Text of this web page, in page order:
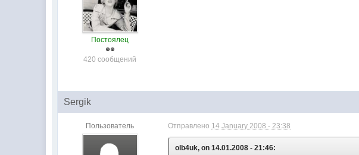
Постоялец
420 сообщений
Sergik
Пользователь Отправлено 14 January 2008 - 23:38
olb4uk, on 14.01.2008 - 21:46: